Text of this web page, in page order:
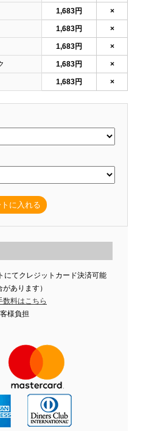
1,683円 ×
1,683円 ×
1,683円 ×
1,683円 ×
1,683円 ×
に入れる
にてクレジットカード決済可能
あります）
数料はこちら
様負担